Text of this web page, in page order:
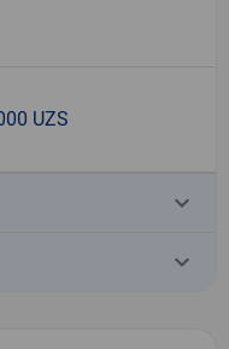
UZS
keyboard_arrow_down
keyboard_arrow_down